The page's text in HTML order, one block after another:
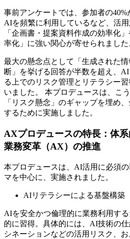
事前アンケートでは、参加者の
AIを頻繁に利用しているなど、活用
「企画書・提案資料作成の効率化
率化」に強い関心が寄せられました
最大の懸念点として「生成された
断」を挙げる回答が半数を超え、
る上でのリスク管理とリテラシー
いました。 本プロデュースは、こ
「リスク懸念」のギャップを埋め
するために実施しました。
AXプロデュースの特長：体
業務変革（AX）の推進
本プロデュースは、AI活用に必須
マを中心に、実施されました。
AIリテラシーによる基盤構築
AIを安全かつ倫理的に業務利用す
的に習得。具体的には、AI技術の
シネーションなどの活用リスク、